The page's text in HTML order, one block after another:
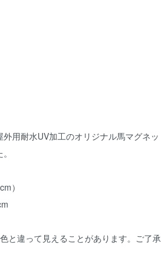
用耐水UV加工のオリジナル馬マグネッ
）
と違って見えることがあります。ご了承